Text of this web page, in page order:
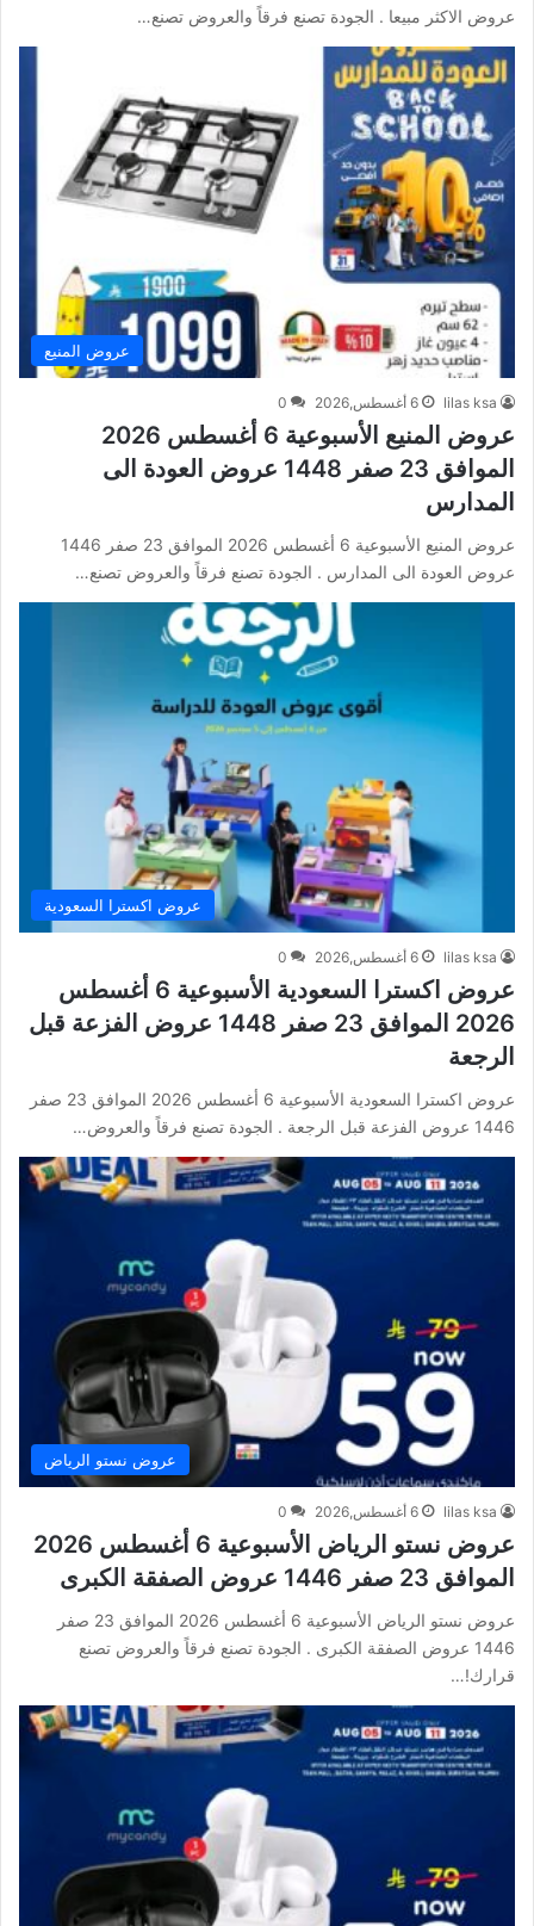
عروض الاكثر مبيعا . الجودة تصنع فرقاً والعروض تصنع…
عروض المنيع
lilas ksa 6 أغسطس,2026 0
عروض المنيع الأسبوعية 6 أغسطس 2026
الموافق 23 صفر 1448 عروض العودة الى
المدارس
عروض المنيع الأسبوعية 6 أغسطس 2026 الموافق 23 صفر 1446
عروض العودة الى المدارس . الجودة تصنع فرقاً والعروض تصنع…
عروض اكسترا السعودية
lilas ksa 6 أغسطس,2026 0
عروض اكسترا السعودية الأسبوعية 6 أغسطس
2026 الموافق 23 صفر 1448 عروض الفزعة قبل
الرجعة
عروض اكسترا السعودية الأسبوعية 6 أغسطس 2026 الموافق 23 صفر
1446 عروض الفزعة قبل الرجعة . الجودة تصنع فرقاً والعروض…
عروض نستو الرياض
lilas ksa 6 أغسطس,2026 0
عروض نستو الرياض الأسبوعية 6 أغسطس 2026
الموافق 23 صفر 1446 عروض الصفقة الكبرى
عروض نستو الرياض الأسبوعية 6 أغسطس 2026 الموافق 23 صفر
1446 عروض الصفقة الكبرى . الجودة تصنع فرقاً والعروض تصنع
قرارك!…